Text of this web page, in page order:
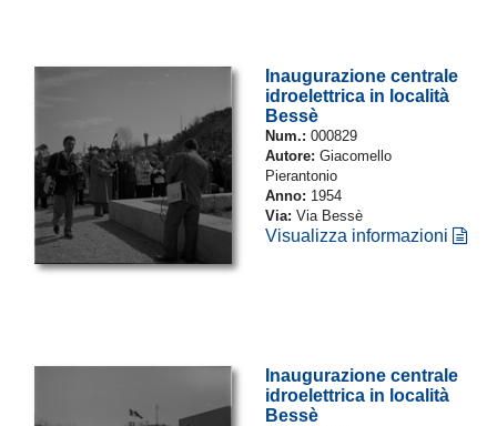
Inaugurazione centrale
idroelettrica in località
Bessè
Num.: 000829
Autore: Giacomello
Pierantonio
Anno: 1954
Via: Via Bessè
Visualizza informazioni
Inaugurazione centrale
idroelettrica in località
Bessè